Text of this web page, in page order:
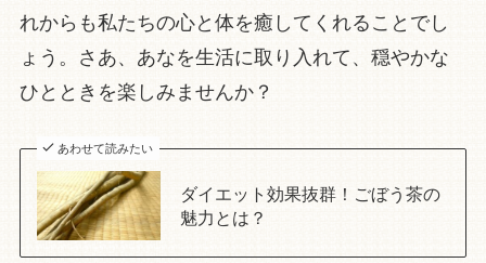
れからも私たちの心と体を癒してくれることでし
ょう。さあ、あなを生活に取り入れて、穏やかな
ひとときを楽しみませんか？
あわせて読みたい
ダイエット効果抜群！ごぼう茶の
魅力とは？